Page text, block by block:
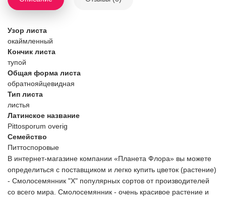
Узор листа
окаймленный
Кончик листа
тупой
Общая форма листа
обратнояйцевидная
Тип листа
листья
Латинское название
Pittosporum overig
Семейство
Питтоспоровые
В интернет-магазине компании «Планета Флора» вы можете
определиться с поставщиком и легко купить цветок (растение)
- Смолосемянник "X" популярных сортов от производителей
со всего мира. Смолосемянник - очень красивое растение и